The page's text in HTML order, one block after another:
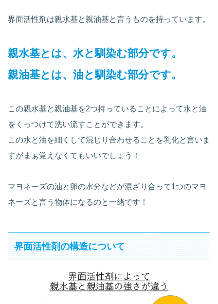
界面活性剤は親水基と親油基と言うものを持っています。
親水基とは、水と馴染む部分です。
親油基とは、油と馴染む部分です。
この親水基と親油基を2つ持っていることによって水と油
をくっつけて洗い流すことができます。
この水と油を細くして混じり合わせることを乳化と言いま
すがまぁ覚えなくてもいいでしょう！
マヨネーズの油と卵の水分などが混ざり合って1つのマヨ
ネーズと言う物体になるのと一緒です！
界面活性剤の構造について